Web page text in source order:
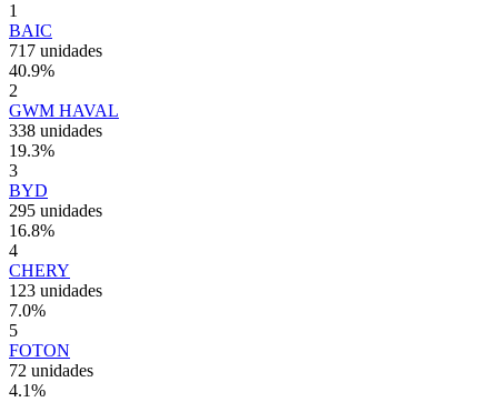
1
BAIC
717 unidades
40.9%
2
GWM HAVAL
338 unidades
19.3%
3
BYD
295 unidades
16.8%
4
CHERY
123 unidades
7.0%
5
FOTON
72 unidades
4.1%